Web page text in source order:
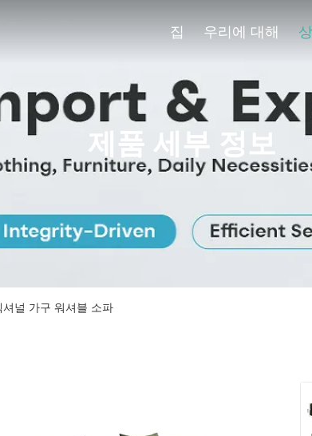
집 우리에 대해
제품 세부 정보
널 가구 워셔블 소파